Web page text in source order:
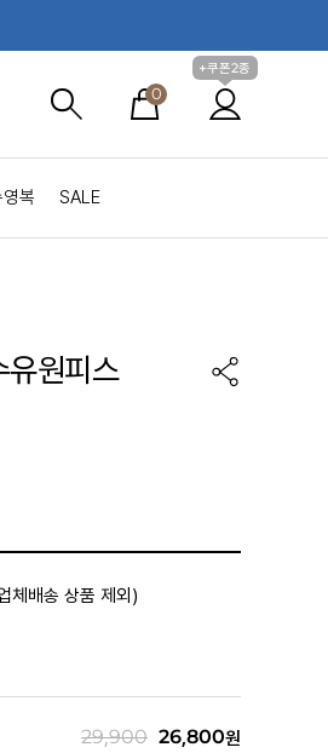
0
+쿠폰2종
복 SALE
원피스
체배송 상품 제외)
29,900 26,800원